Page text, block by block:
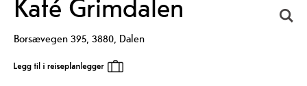
Kafé Grimdalen
Borsævegen 395, 3880, Dalen